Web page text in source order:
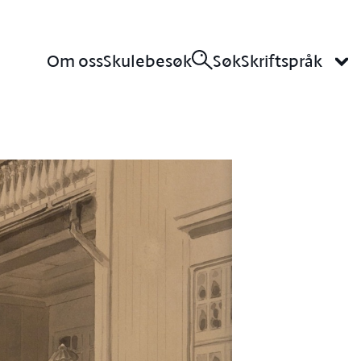
Om ossSkulebesøk SøkSkriftspråk